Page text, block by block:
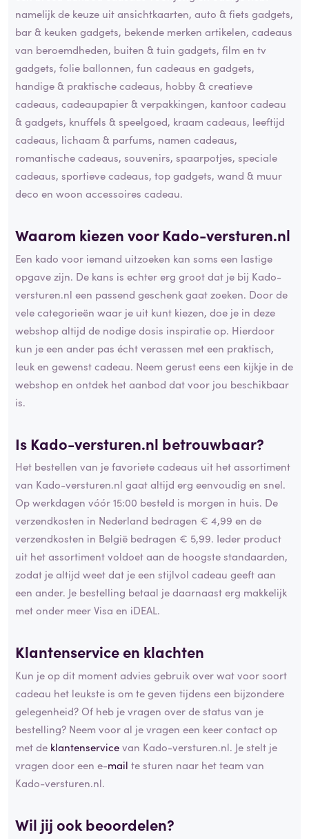
namelijk de keuze uit ansichtkaarten, auto & fiets gadgets,
bar & keuken gadgets, bekende merken artikelen, cadeaus
van beroemdheden, buiten & tuin gadgets, film en tv
gadgets, folie ballonnen, fun cadeaus en gadgets,
handige & praktische cadeaus, hobby & creatieve
cadeaus, cadeaupapier & verpakkingen, kantoor cadeau
& gadgets, knuffels & speelgoed, kraam cadeaus, leeftijd
cadeaus, lichaam & parfums, namen cadeaus,
romantische cadeaus, souvenirs, spaarpotjes, speciale
cadeaus, sportieve cadeaus, top gadgets, wand & muur
deco en woon accessoires cadeau.
Waarom kiezen voor Kado-versturen.nl
Een kado voor iemand uitzoeken kan soms een lastige
opgave zijn. De kans is echter erg groot dat je bij Kado-
versturen.nl een passend geschenk gaat zoeken. Door de
vele categorieën waar je uit kunt kiezen, doe je in deze
webshop altijd de nodige dosis inspiratie op. Hierdoor
kun je een ander pas écht verassen met een praktisch,
leuk en gewenst cadeau. Neem gerust eens een kijkje in de
webshop en ontdek het aanbod dat voor jou beschikbaar
is.
Is Kado-versturen.nl betrouwbaar?
Het bestellen van je favoriete cadeaus uit het assortiment
van Kado-versturen.nl gaat altijd erg eenvoudig en snel.
Op werkdagen vóór 15:00 besteld is morgen in huis. De
verzendkosten in Nederland bedragen € 4,99 en de
verzendkosten in België bedragen € 5,99. Ieder product
uit het assortiment voldoet aan de hoogste standaarden,
zodat je altijd weet dat je een stijlvol cadeau geeft aan
een ander. Je bestelling betaal je daarnaast erg makkelijk
met onder meer Visa en iDEAL.
Klantenservice en klachten
Kun je op dit moment advies gebruik over wat voor soort
cadeau het leukste is om te geven tijdens een bijzondere
gelegenheid? Of heb je vragen over de status van je
bestelling? Neem voor al je vragen een keer contact op
met de klantenservicevan Kado-versturen.nl. Je stelt je
vragen door een e-mail te sturen naar het team van
Kado-versturen.nl.
Wil jij ook beoordelen?